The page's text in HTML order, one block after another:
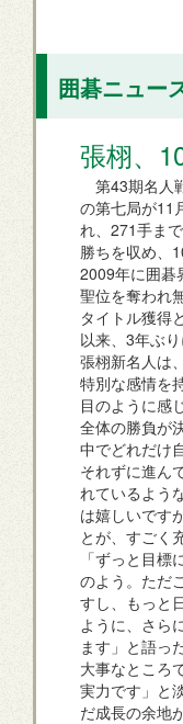
囲碁ニュー
張栩、
第43期名人
の第七局が11
れ、271手ま
勝ちを収め、
2009年に囲碁
聖位を奪われ
タイトル獲得
以来、3年ぶ
張栩新名人は
特別な感情を
目のように感
全体の勝負が
中でどれだけ
それずに進ん
れているよう
は嬉しいです
とが、すごく
「ずっと目
のよう。ただ
すし、もっと
ように、さら
ます」と語っ
大事なところ
実力です」と
だ成長の余地